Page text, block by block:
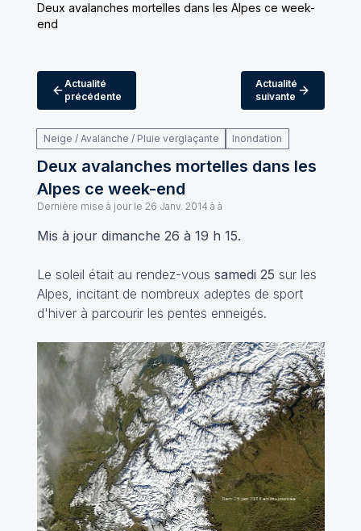
Deux avalanches mortelles dans les Alpes ce week-
end
Actualité
précédente
Actualité
suivante
Neige / Avalanche / Pluie verglaçante Inondation
Deux avalanches mortelles dans les
Alpes ce week-end
Dernière mise à jour le 26 Janv. 2014 à à
Mis à jour dimanche 26 à 19 h 15.
Le soleil était au rendez-vous samedi 25 sur les
Alpes, incitant de nombreux adeptes de sport
d'hiver à parcourir les pentes enneigés.